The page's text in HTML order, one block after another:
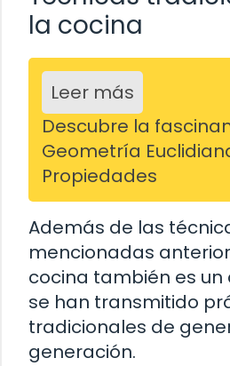
la cocina
Leer más
Descubre la
Geometría
Propiedades
Además de las
mencionadas
cocina también es
se han transmitido
tradicionales de
generación.